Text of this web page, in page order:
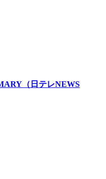
（日テレNEWS